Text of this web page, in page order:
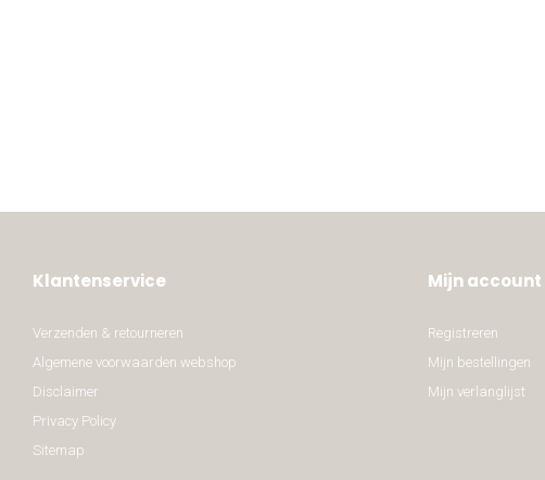
Klantenservice
Verzenden & retourneren
Algemene voorwaarden webshop
Disclaimer
Privacy Policy
Sitemap
Mijn account
Registreren
Mijn bestellingen
Mijn verlanglijst